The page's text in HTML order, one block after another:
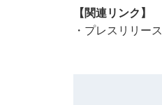
【関連リンク】
・ プレスリリース